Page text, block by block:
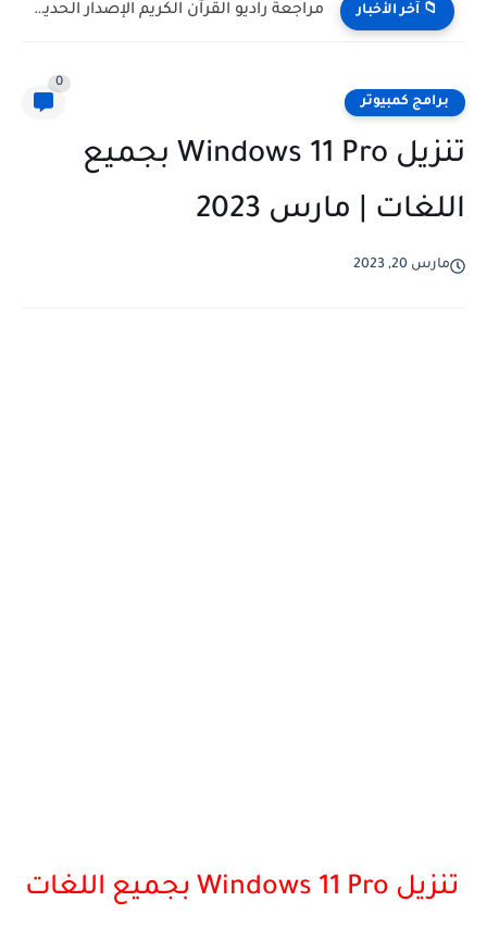
📁 آخر الأخبار مراجعة كاميرا المراقبة الذكية EZVIZ CS-TY1: حماية منزلك ومراقبة طفلك...
برامج كمبيوتر
0
تنزيل Windows 11 Pro بجميع
اللغات | مارس 2023
مارس 20, 2023
تنزيل Windows 11 Pro بجميع اللغات